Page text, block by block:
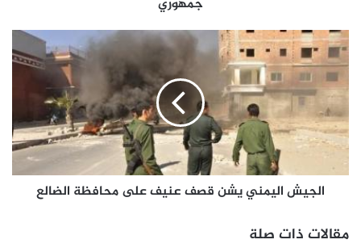
الجيش اليمني يشن قصف عنيف على محافظة الضالع
مقالات ذات صلة